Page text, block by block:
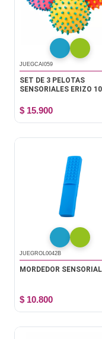
JUEGCAI059
SET DE 3 PELOTAS
SENSORIALES ERIZO
$ 15.900
JUEGROL0042B
MORDEDOR
$ 10.800